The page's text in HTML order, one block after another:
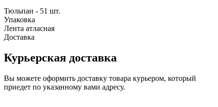
Тюльпан - 51 шт.
Упаковка
Лента атласная
Доставка
Курьерская доставка
Вы можете оформить доставку товара курьером, который
приедет по указанному вами адресу.